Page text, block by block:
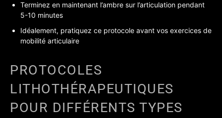
Terminez en maintenant l’ambre sur l’articulation pendant
5-10 minutes
Idéalement, pratiquez ce protocole avant vos exercices de
mobilité articulaire
PROTOCOLES
LITHOTHÉRAPEUTIQUES
POUR DIFFÉRENTS TYPES